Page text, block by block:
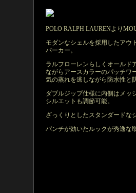
POLO RALPH LAURENより
モダンなシェルを採用したアウ
パーカー。
ラルフローレンらしくオールド
ながらアースカラーのパッチワ
気の蒸れを逃しながら防水性と
ダブルジップ仕様に内側はメッ
シルエットも調節可能。
ざっくりとしたスタンダードな
パンチが効いたルックが秀逸な